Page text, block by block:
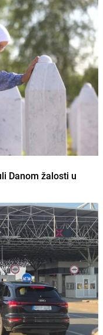
Danom žalosti u